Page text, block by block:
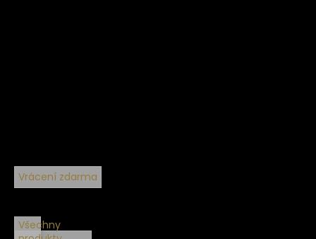
Vrácení zdarma
Všechny